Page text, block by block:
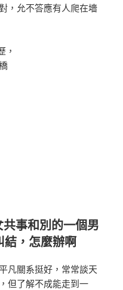
不答應有人爬在墻
，
事和別的一個男
結，怎麼辦啊
凡關系挺好，常常談天
但了解不成能走到一